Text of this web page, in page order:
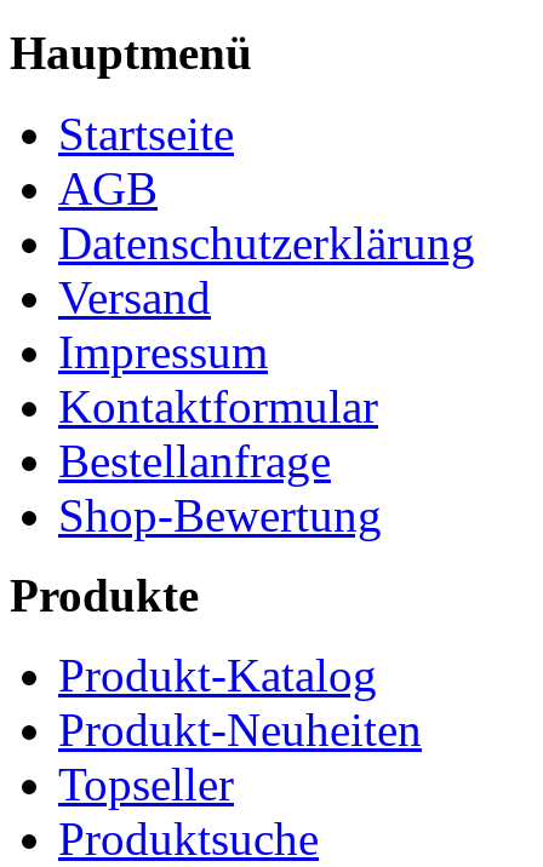
Hauptmenü
Startseite
AGB
Datenschutzerklärung
Versand
Impressum
Kontaktformular
Bestellanfrage
Shop-Bewertung
Produkte
Produkt-Katalog
Produkt-Neuheiten
Topseller
Produktsuche